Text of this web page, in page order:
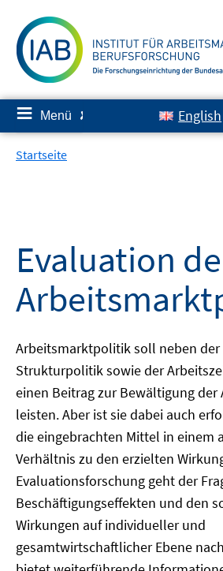
zum
Inhalt
≡ Menü ✘ English
Startseite
Evaluation
Arbeitsmarktpolitik soll neben der
Strukturpolitik sowie der
einen Beitrag zur Bewältigung
leisten. Aber ist sie dabei auch
die eingebrachten Mittel in einem
Verhältnis zu den erzielten
Evaluationsforschung geht der
Beschäftigungseffekten und den
Wirkungen auf individueller und
gesamtwirtschaftlicher Ebene